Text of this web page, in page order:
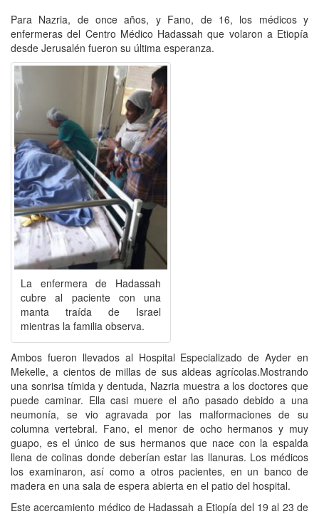
Para Nazria, de once años, y Fano, de 16, los médicos y
enfermeras del Centro Médico Hadassah que volaron a Etiopía
desde Jerusalén fueron su última esperanza.
La enfermera de Hadassah
cubre al paciente con una
manta traída de Israel
mientras la familia observa.
Ambos fueron llevados al Hospital Especializado de Ayder en
Mekelle, a cientos de millas de sus aldeas agrícolas.Mostrando
una sonrisa tímida y dentuda, Nazria muestra a los doctores que
puede caminar. Ella casi muere el año pasado debido a una
neumonía, se vio agravada por las malformaciones de su
columna vertebral. Fano, el menor de ocho hermanos y muy
guapo, es el único de sus hermanos que nace con la espalda
llena de colinas donde deberían estar las llanuras. Los médicos
los examinaron, así como a otros pacientes, en un banco de
madera en una sala de espera abierta en el patio del hospital.
Este acercamiento médico de Hadassah a Etiopía del 19 al 23 de